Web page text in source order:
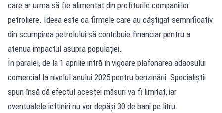
care ar urma să fie alimentat din profiturile companiilor
petroliere. Ideea este ca firmele care au câștigat semnificativ
din scumpirea petrolului să contribuie financiar pentru a
atenua impactul asupra populației.
În paralel, de la 1 aprilie intră în vigoare plafonarea adaosului
comercial la nivelul anului 2025 pentru benzinării. Specialiștii
spun însă că efectul acestei măsuri va fi limitat, iar
eventualele ieftiniri nu vor depăși 30 de bani pe litru.